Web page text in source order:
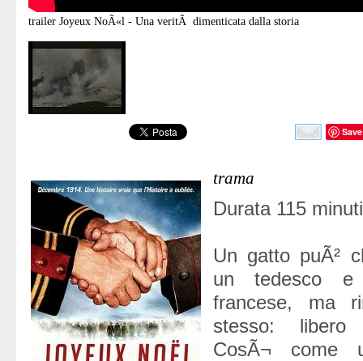
trailer Joyeux NoÃ«l - Una veritÃ dimenticata dalla storia
Save
trama
Durata 115
Un gatto puÃ²
un tedesco
francese, ma
stesso: libero
CosÃ¬ come